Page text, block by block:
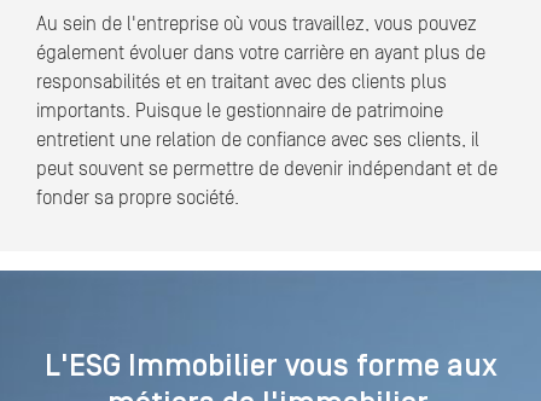
Au sein de l'entreprise où vous travaillez, vous pouvez
également évoluer dans votre carrière en ayant plus de
responsabilités et en traitant avec des clients plus
importants. Puisque le gestionnaire de patrimoine
entretient une relation de confiance avec ses clients, il
peut souvent se permettre de devenir indépendant et de
fonder sa propre société.
L'ESG Immobilier vous forme aux